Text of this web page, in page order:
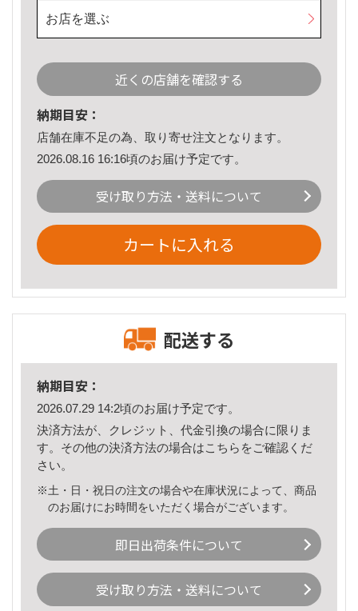
お店を選ぶ
近くの店舗を確認する
納期目安：
店舗在庫不足の為、取り寄せ注文となります。
2026.08.16 16:16頃のお届け予定です。
受け取り方法・送料について
カートに入れる
配送する
納期目安：
2026.07.29 14:2頃のお届け予定です。
決済方法が、クレジット、代金引換の場合に限りま
す。その他の決済方法の場合はこちら をご確認くだ
さい。
※土・日・祝日の注文の場合や在庫状況によって、商品
のお届けにお時間をいただく場合がございます。
即日出荷条件について
受け取り方法・送料について